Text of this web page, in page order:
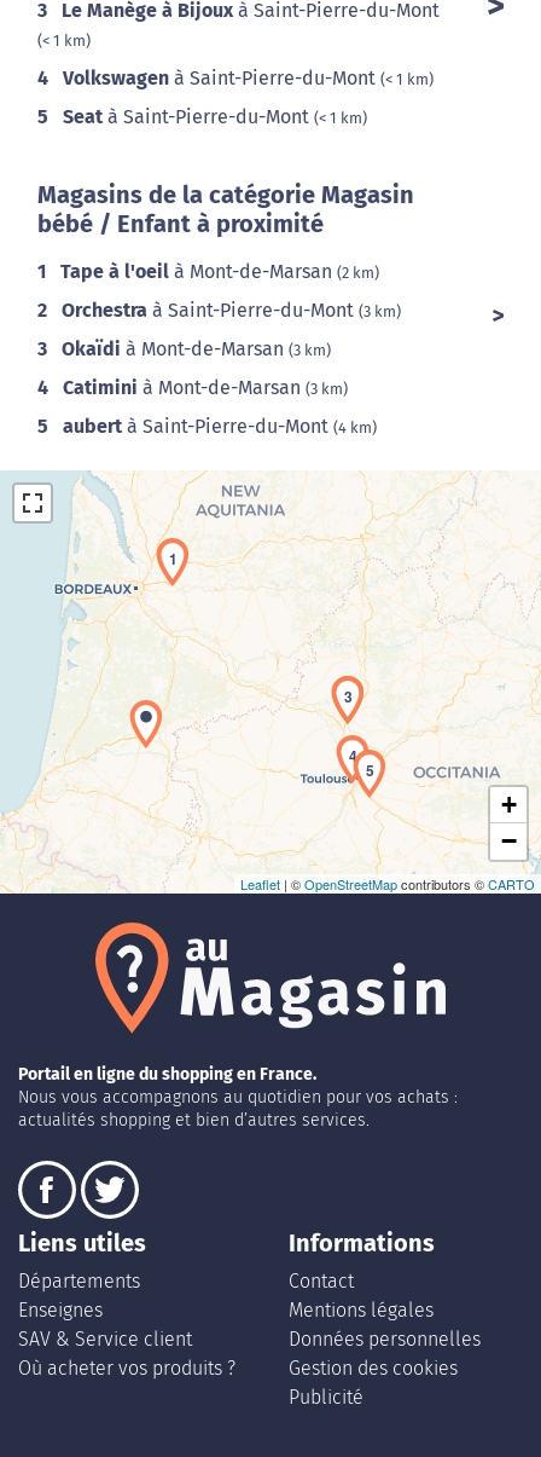
3 Le Manège à Bijoux à Saint-Pierre-du-Mont
(< 1 km)
4 Volkswagen à Saint-Pierre-du-Mont (< 1 km)
5 Seat à Saint-Pierre-du-Mont (< 1 km)
Magasins de la catégorie Magasin
bébé / Enfant à proximité
1 Tape à l'oeil à Mont-de-Marsan (2 km)
2 Orchestra à Saint-Pierre-du-Mont (3 km)
3 Okaïdi à Mont-de-Marsan (3 km)
4 Catimini à Mont-de-Marsan (3 km)
5 aubert à Saint-Pierre-du-Mont (4 km)
Chargement de la carte en cours...
1
2
3
4
5
+
−
Leaflet | ©OpenStreetMapcontributors ©CARTO
Portail en ligne du shopping en France.
Nous vous accompagnons au quotidien pour vos achats :
actualités shopping et bien d’autres services.
Liens utiles
Départements
Enseignes
SAV & Service client
Où acheter vos produits ?
Informations
Contact
Mentions légales
Données personnelles
Gestion des cookies
Publicité